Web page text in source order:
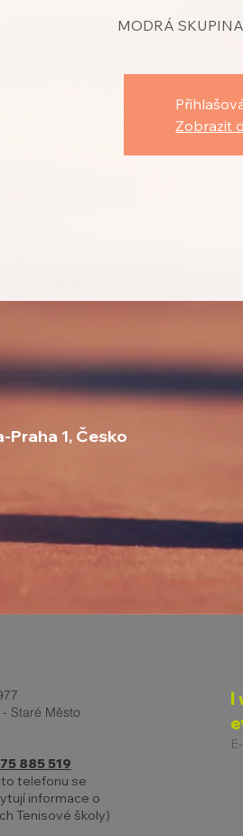
MODRÁ
Zobrazit
Praha 1, Česko
Staré Město
885 519
telefonu se
informace o
Tenisové školy)
I